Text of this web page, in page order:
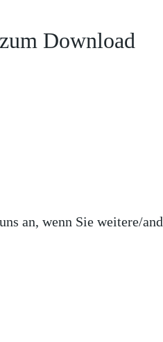
Download
an, wenn Sie weitere/